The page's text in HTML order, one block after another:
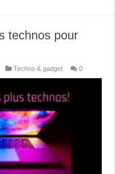
technos pour
Techno & gadget 0